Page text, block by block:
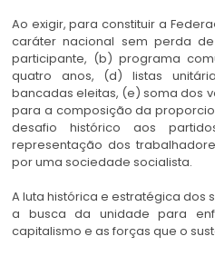
Ao exigir, para constituir a
caráter nacional sem perda
participante, (b) programa
quatro anos, (d) listas
bancadas eleitas, (e) soma dos
para a composição da
desafio histórico aos
representação dos
por uma sociedade socialista.
A luta histórica e estratégica dos
a busca da unidade para
capitalismo e as forças que o